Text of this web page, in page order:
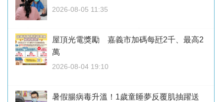
2026-08-05 11:35
屋頂光電獎勵 嘉義市加碼每瓩2千、最高2
萬
2026-08-04 19:10
暑假腸病毒升溫！1歲童睡夢反覆肌抽躍送